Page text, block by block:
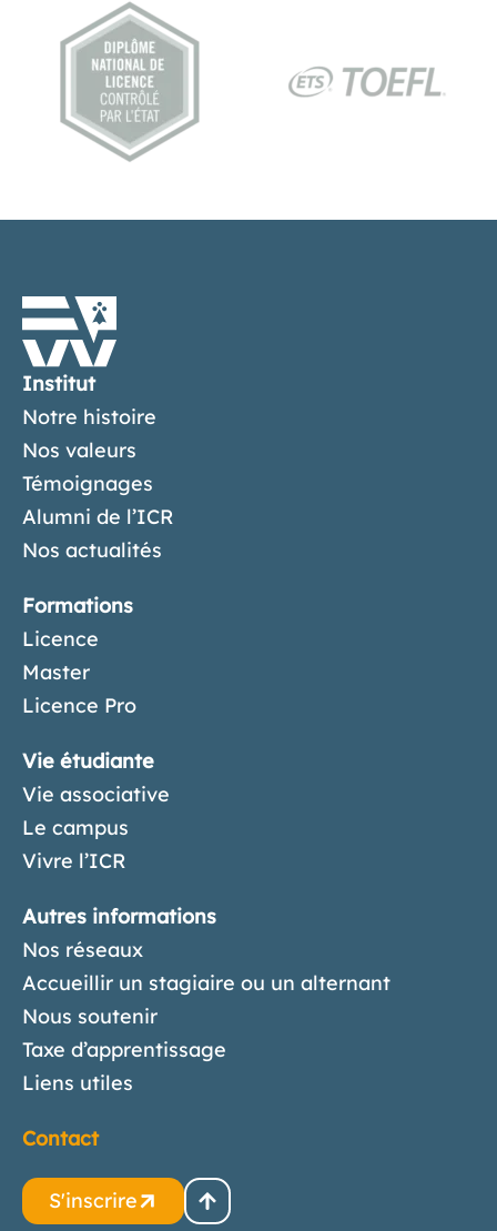
Institut
Notre histoire
Nos valeurs
Témoignages
Alumni de l’ICR
Nos actualités
Formations
Licence
Master
Licence Pro
Vie étudiante
Vie associative
Le campus
Vivre l’ICR
Autres informations
Nos réseaux
Accueillir un stagiaire ou un alternant
Nous soutenir
Taxe d’apprentissage
Liens utiles
Contact
S'inscrire